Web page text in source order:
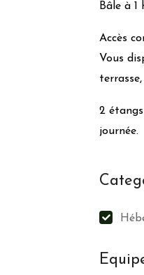
Bâle à
Accès
Vous
2
journée.